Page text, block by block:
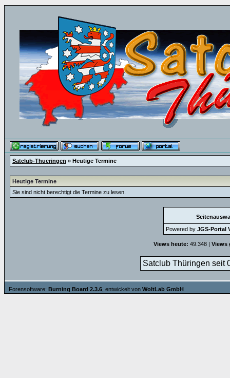
Satclub-Thueringen » Heutige Termine
Heutige Termine
Sie sind nicht berechtigt die Termine zu lesen.
Powered by JGS-Portal
Views heute: 49.348 | Views
Satclub Thüringen seit
Forensoftware: Burning Board 2.3.6 , entwickelt von WoltLab GmbH